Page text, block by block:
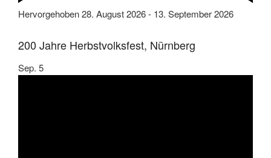
Hervorgehoben28. August 2026- 13. September 2026
200 Jahre Herbstvolksfest, Nürnberg
Sep. 5